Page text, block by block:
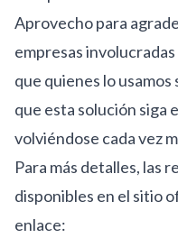
Aprovecho para
empresas
que quienes lo
que esta solución siga
volviéndose cada vez
Para más detalles, las
disponibles en el sitio
enlace: